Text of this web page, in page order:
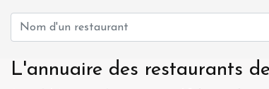
L'annuaire des restaurants